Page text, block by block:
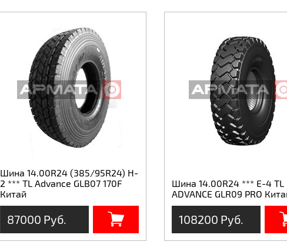
Шина 14.00R24 (385/95R24) H-
2 *** TL Advance GLB07 170F
Китай
87000 Руб.
Шина 14.00R24 *** E-4 TL
ADVANCE GLR09 PRO
108200 Руб.